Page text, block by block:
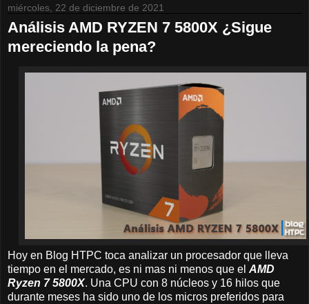
miércoles, 22 de diciembre de 2021
Análisis AMD RYZEN 7 5800X ¿Sigue
mereciendo la pena?
Hoy en Blog HTPC toca analizar un procesador que lleva
tiempo en el mercado, es ni mas ni menos que el AMD
Ryzen 7 5800X. Una CPU con 8 núcleos y 16 hilos que
durante meses ha sido uno de los micros preferidos para